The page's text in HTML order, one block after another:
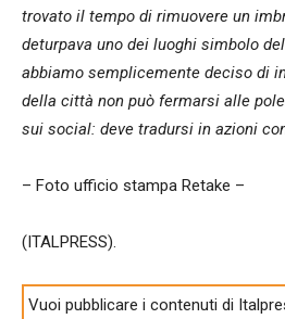
trovato il tempo di rimuovere un
deturpava uno dei luoghi simbolo
abbiamo semplicemente deciso di
della città non può fermarsi alle
sui social: deve tradursi in azioni
– Foto ufficio stampa Retake –
(ITALPRESS).
Vuoi pubblicare i contenuti di